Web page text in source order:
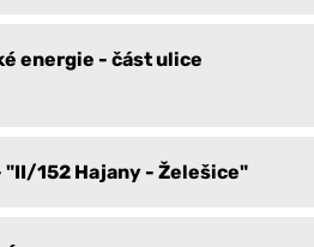
energie - část ulice
152 Hajany - Želešice"